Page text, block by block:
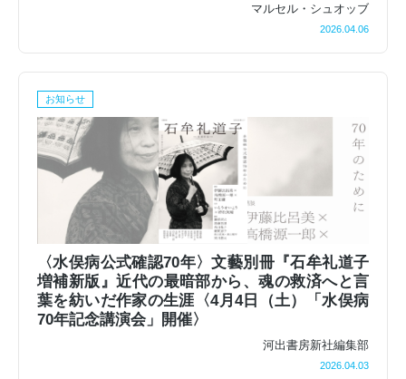
マルセル・シュオッブ
2026.04.06
お知らせ
〈水俣病公式確認70年〉文藝別冊『石牟礼道子
増補新版』近代の最暗部から、魂の救済へと言
葉を紡いだ作家の生涯〈4月4日（土）「水俣病
70年記念講演会」開催〉
河出書房新社編集部
2026.04.03